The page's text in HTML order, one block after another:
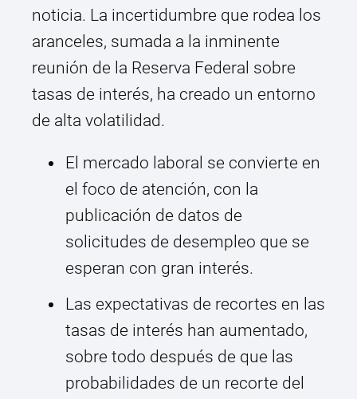
noticia. La incertidumbre que rodea los
aranceles, sumada a la inminente
reunión de la Reserva Federal sobre
tasas de interés, ha creado un entorno
de alta volatilidad.
El mercado laboral se convierte en
el foco de atención, con la
publicación de datos de
solicitudes de desempleo que se
esperan con gran interés.
Las expectativas de recortes en las
tasas de interés han aumentado,
sobre todo después de que las
probabilidades de un recorte del